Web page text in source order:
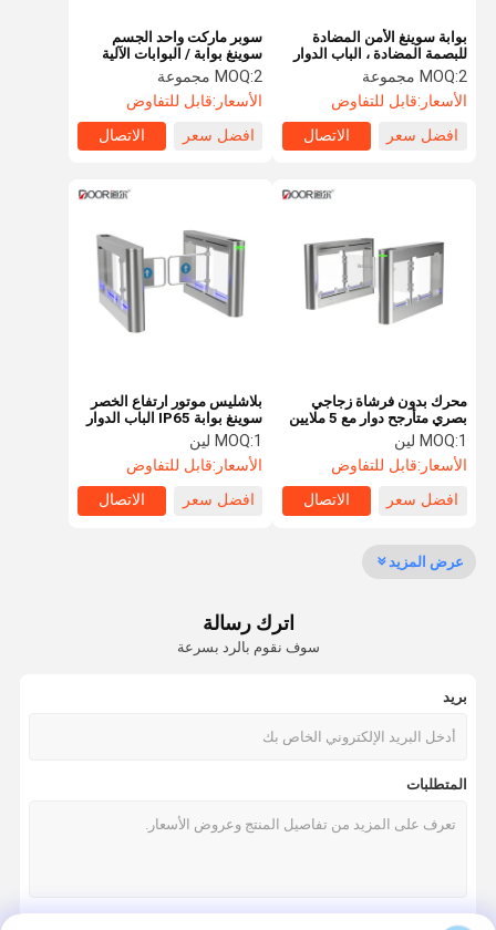
جولة في
مراقبة الجودة أخبار
الباب الدوار التعرف على الوجه
ترايبود الباب الدوار بوابة
بوابة سوينغ الأمن المضادة
للبصمة المضادة ، الباب الدوار
الميكانيكي طويل العمر
الافتراضي
MOQ:2 مجموعة
الأسعار:قابل للتفاوض
افضل سعر
الاتصال
سوبر ماركت واحد الجسم
سوينغ بوابة / البوابات الآلية
الذكية
MOQ:2 مجموعة
الأسعار:قابل للتفاوض
افضل سعر
الاتصال
محرك بدون فرشاة زجاجي
بصري متأرجح دوار مع 5 ملايين
مرة
MOQ:1 لين
الأسعار:قابل للتفاوض
افضل سعر
الاتصال
بلاشليس موتور ارتفاع الخصر
سوينغ بوابة IP65 الباب الدوار
للمدارس المستشفيات
MOQ:1 لين
الأسعار:قابل للتفاوض
افضل سعر
الاتصال
عرض المزيد
اترك رسالة
سوف نقوم بالرد بسرعة
بريد
المتطلبات